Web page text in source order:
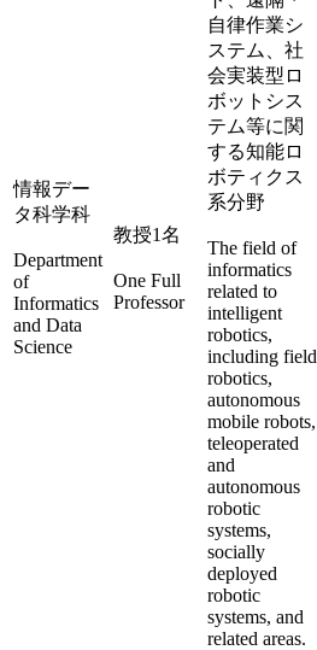
情報デー
タ科学科
Department
of
Informatics
and Data
Science
教授1名
One Full
Professor
自律作業シ
ステム、社
会実装型ロ
ボットシス
テム等に関
する知能ロ
ボティクス
系分野
The field of
informatics
related to
intelligent
robotics,
including field
robotics,
autonomous
mobile robots,
teleoperated
and
autonomous
robotic
systems,
socially
deployed
robotic
systems, and
related areas.